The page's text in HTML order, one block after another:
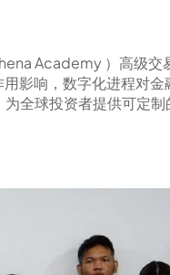
Academy ）高级交
影响，数字化进程对金
全球投资者提供可定制